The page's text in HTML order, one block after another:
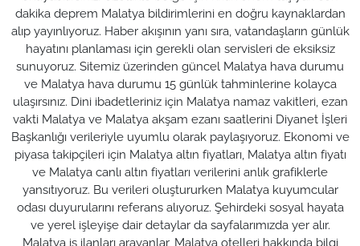
dakika deprem Malatya bildirimlerini en doğru kaynaklardan
alıp yayınlıyoruz. Haber akışının yanı sıra, vatandaşların günlük
hayatını planlaması için gerekli olan servisleri de eksiksiz
sunuyoruz. Sitemiz üzerinden güncel Malatya hava durumu
ve Malatya hava durumu 15 günlük tahminlerine kolayca
ulaşırsınız. Dini ibadetleriniz için Malatya namaz vakitleri, ezan
vakti Malatya ve Malatya akşam ezanı saatlerini Diyanet İşleri
Başkanlığı verileriyle uyumlu olarak paylaşıyoruz. Ekonomi ve
piyasa takipçileri için Malatya altın fiyatları, Malatya altın fiyatı
ve Malatya canlı altın fiyatları verilerini anlık grafiklerle
yansıtıyoruz. Bu verileri oluştururken Malatya kuyumcular
odası duyurularını referans alıyoruz. Şehirdeki sosyal hayata
ve yerel işleyişe dair detaylar da sayfalarımızda yer alır.
Malatya iş ilanları arayanlar, Malatya otelleri hakkında bilgi